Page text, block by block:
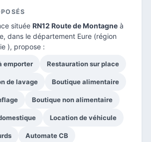
située RN12 Route de Montagne à
dans le département Eure (région
), propose :
emporter Restauration sur place
de lavage Boutique alimentaire
Boutique non alimentaire
Location de véhicule
Automate CB